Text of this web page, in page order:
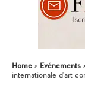
Home Evénements
internationale d'art